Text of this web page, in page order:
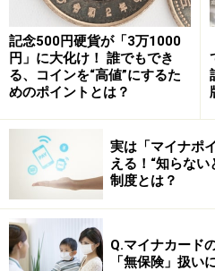
記念500円硬貨が「3万1000
円」に大化け！ 誰でもでき
る、コインを“高値”にするた
めのポイントとは？
実は「マイナポ
える！“知らな
制度とは？
Q.マイナカード
「無保険」扱い